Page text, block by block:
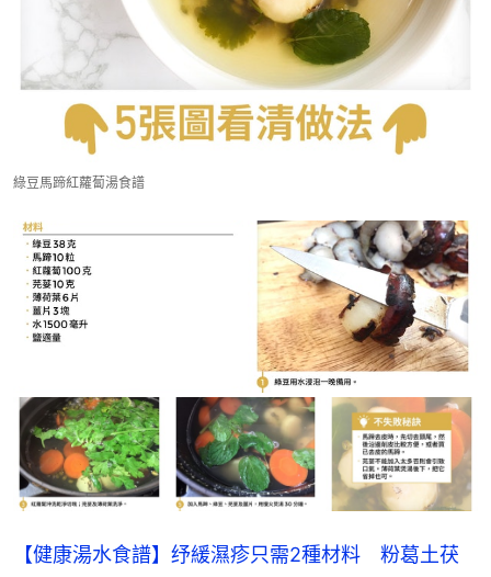
綠豆馬蹄紅蘿蔔湯食譜
【健康湯水食譜】纾緩濕疹只需2種材料　粉葛土茯